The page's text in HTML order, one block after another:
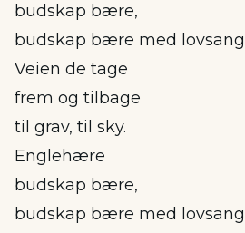
budskap bære,
budskap bære med lovsang
Veien de tage
frem og tilbage
til grav, til sky.
Englehære
budskap bære,
budskap bære med lovsang